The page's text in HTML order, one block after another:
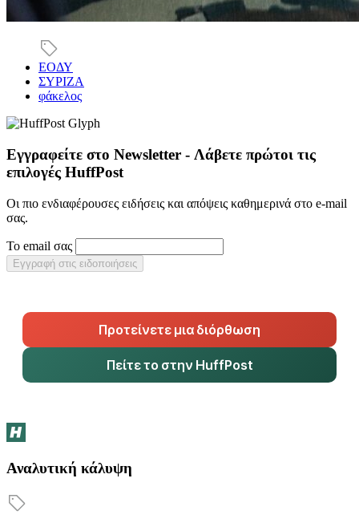
ΕΟΔΥ
ΣΥΡΙΖΑ
φάκελος
Εγγραφείτε στο Newsletter - Λάβετε πρώτοι τις
επιλογές HuffPost
Οι πιο ενδιαφέρουσες ειδήσεις και απόψεις καθημερινά στο e-mail
σας.
Το email σας
Εγγραφή στις ειδοποιήσεις
Προτείνετε μια διόρθωση
Πείτε το στην HuffPost
Αναλυτική κάλυψη